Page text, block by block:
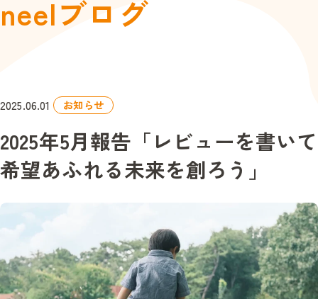
neelブロ グ
2025.06.01 お知らせ
2025年5月報告「レビューを書いて
希望あふれる未来を創ろう」